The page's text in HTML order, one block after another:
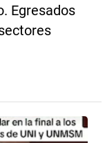
Egresados